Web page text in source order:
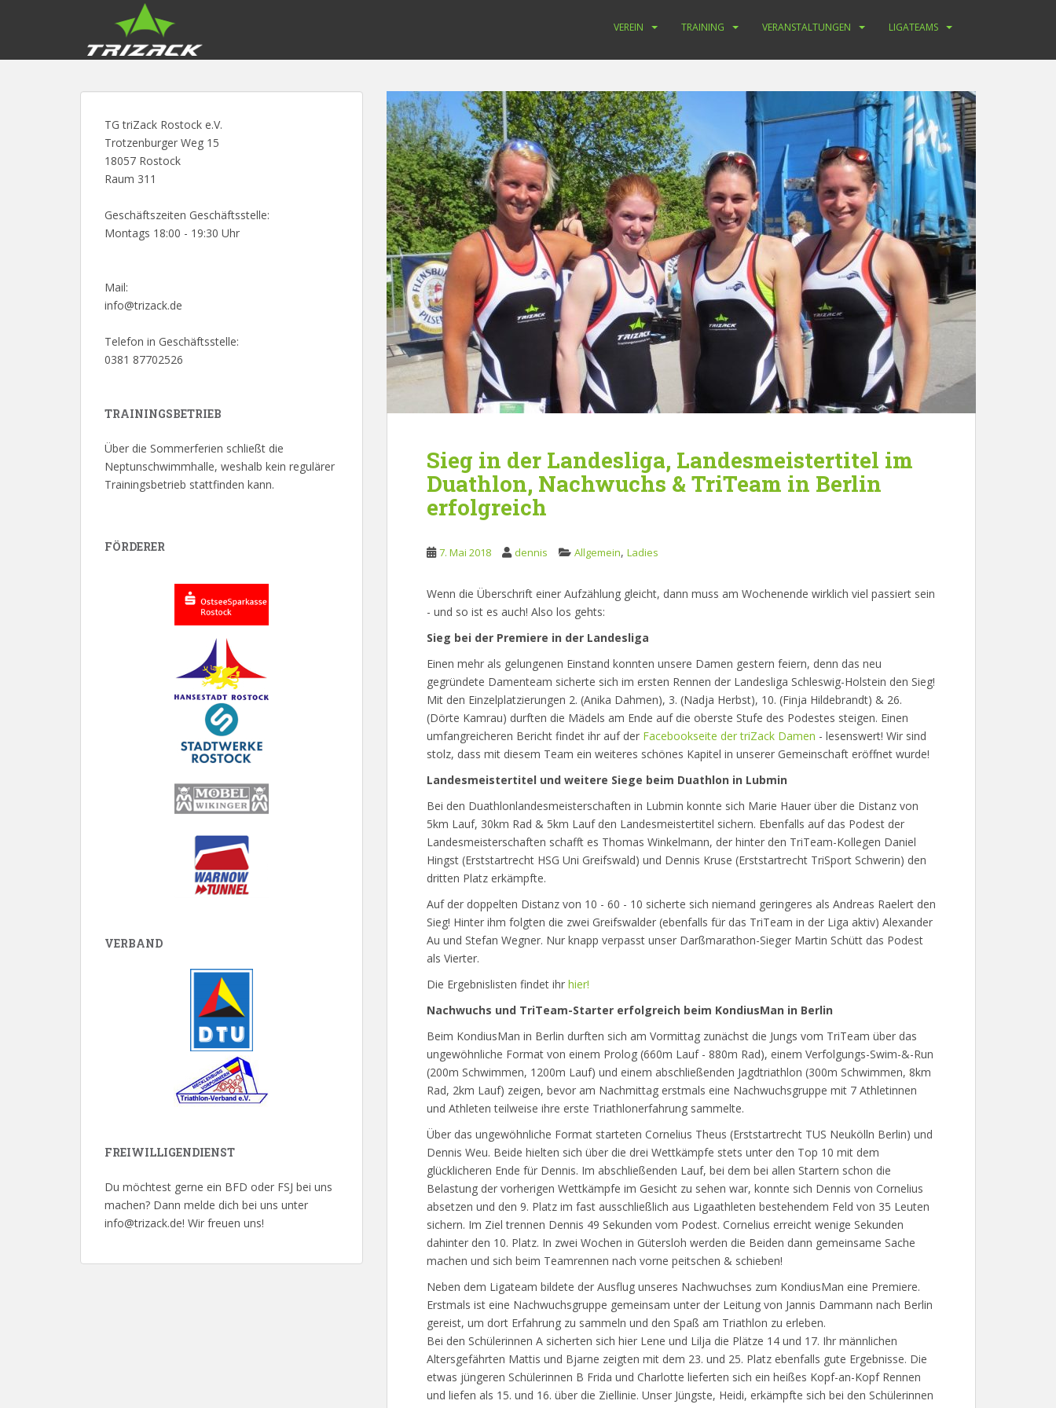
p
VEREIN TRAINING VERANSTALTUNGEN LIGATEAMS
Sieg in der Landesliga, Landesmeistertitel im
Duathlon, Nachwuchs & TriTeam in Berlin
erfolgreich
7. Mai 2018 dennis Allgemein, Ladies
Wenn die Überschrift einer Aufzählung gleicht, dann muss am Wochenende wirklich viel passiert sein
- und so ist es auch! Also los gehts:
Sieg bei der Premiere in der Landesliga
Einen mehr als gelungenen Einstand konnten unsere Damen gestern feiern, denn das neu
gegründete Damenteam sicherte sich im ersten Rennen der Landesliga Schleswig-Holstein den Sieg!
Mit den Einzelplatzierungen 2. (Anika Dahmen), 3. (Nadja Herbst), 10. (Finja Hildebrandt) & 26.
(Dörte Kamrau) durften die Mädels am Ende auf die oberste Stufe des Podestes steigen. Einen
umfangreicheren Bericht findet ihr auf der Facebookseite der triZack Damen - lesenswert! Wir sind
stolz, dass mit diesem Team ein weiteres schönes Kapitel in unserer Gemeinschaft eröffnet wurde!
Landesmeistertitel und weitere Siege beim Duathlon in Lubmin
Bei den Duathlonlandesmeisterschaften in Lubmin konnte sich Marie Hauer über die Distanz von
5km Lauf, 30km Rad & 5km Lauf den Landesmeistertitel sichern. Ebenfalls auf das Podest der
Landesmeisterschaften schafft es Thomas Winkelmann, der hinter den TriTeam-Kollegen Daniel
Hingst (Erststartrecht HSG Uni Greifswald) und Dennis Kruse (Erststartrecht TriSport Schwerin) den
dritten Platz erkämpfte.
Auf der doppelten Distanz von 10 - 60 - 10 sicherte sich niemand geringeres als Andreas Raelert den
Sieg! Hinter ihm folgten die zwei Greifswalder (ebenfalls für das TriTeam in der Liga aktiv) Alexander
Au und Stefan Wegner. Nur knapp verpasst unser Darßmarathon-Sieger Martin Schütt das Podest
als Vierter.
Die Ergebnislisten findet ihr hier!
Nachwuchs und TriTeam-Starter erfolgreich beim KondiusMan in Berlin
Beim KondiusMan in Berlin durften sich am Vormittag zunächst die Jungs vom TriTeam über das
ungewöhnliche Format von einem Prolog (660m Lauf - 880m Rad), einem Verfolgungs-Swim-&-Run
(200m Schwimmen, 1200m Lauf) und einem abschließenden Jagdtriathlon (300m Schwimmen, 8km
Rad, 2km Lauf) zeigen, bevor am Nachmittag erstmals eine Nachwuchsgruppe mit 7 Athletinnen
und Athleten teilweise ihre erste Triathlonerfahrung sammelte.
Über das ungewöhnliche Format starteten Cornelius Theus (Erststartrecht TUS Neukölln Berlin) und
Dennis Weu. Beide hielten sich über die drei Wettkämpfe stets unter den Top 10 mit dem
glücklicheren Ende für Dennis. Im abschließenden Lauf, bei dem bei allen Startern schon die
Belastung der vorherigen Wettkämpfe im Gesicht zu sehen war, konnte sich Dennis von Cornelius
absetzen und den 9. Platz im fast ausschließlich aus Ligaathleten bestehendem Feld von 35 Leuten
sichern. Im Ziel trennen Dennis 49 Sekunden vom Podest. Cornelius erreicht wenige Sekunden
dahinter den 10. Platz. In zwei Wochen in Gütersloh werden die Beiden dann gemeinsame Sache
machen und sich beim Teamrennen nach vorne peitschen & schieben!
Neben dem Ligateam bildete der Ausflug unseres Nachwuchses zum KondiusMan eine Premiere.
Erstmals ist eine Nachwuchsgruppe gemeinsam unter der Leitung von Jannis Dammann nach Berlin
gereist, um dort Erfahrung zu sammeln und den Spaß am Triathlon zu erleben.
Bei den Schülerinnen A sicherten sich hier Lene und Lilja die Plätze 14 und 17. Ihr männlichen
Altersgefährten Mattis und Bjarne zeigten mit dem 23. und 25. Platz ebenfalls gute Ergebnisse. Die
etwas jüngeren Schülerinnen B Frida und Charlotte lieferten sich ein heißes Kopf-an-Kopf Rennen
und liefen als 15. und 16. über die Ziellinie. Unser Jüngste, Heidi, erkämpfte sich bei den Schülerinnen
TG triZack Rostock e.V.
Trotzenburger Weg 15
18057 Rostock
Raum 311
Geschäftszeiten Geschäftsstelle:
Montags 18:00 - 19:30 Uhr
Mail:
info@trizack.de
Telefon in Geschäftsstelle:
0381 87702526
TRAININGSBETRIEB
Über die Sommerferien schließt die
Neptunschwimmhalle, weshalb kein regulärer
Trainingsbetrieb stattfinden kann.
FÖRDERER
VERBAND
FREIWILLIGENDIENST
Du möchtest gerne ein BFD oder FSJ bei uns
machen? Dann melde dich bei uns unter
info@trizack.de! Wir freuen uns!